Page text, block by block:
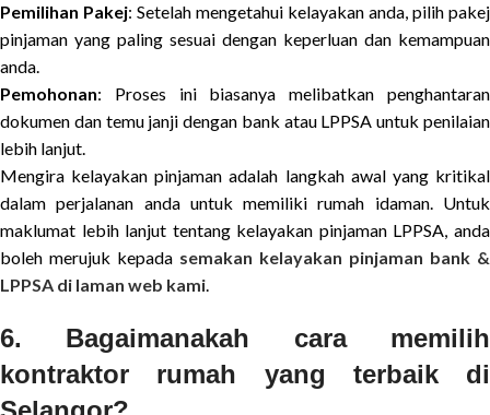
Pemilihan Pakej: Setelah mengetahui kelayakan anda, pilih pakej
pinjaman yang paling sesuai dengan keperluan dan kemampuan
anda.
Pemohonan: Proses ini biasanya melibatkan penghantaran
dokumen dan temu janji dengan bank atau LPPSA untuk penilaian
lebih lanjut.
Mengira kelayakan pinjaman adalah langkah awal yang kritikal
dalam perjalanan anda untuk memiliki rumah idaman. Untuk
maklumat lebih lanjut tentang kelayakan pinjaman LPPSA, anda
boleh merujuk kepada semakan kelayakan pinjaman bank &
LPPSA di laman web kami.
6. Bagaimanakah cara memilih
kontraktor rumah yang terbaik di